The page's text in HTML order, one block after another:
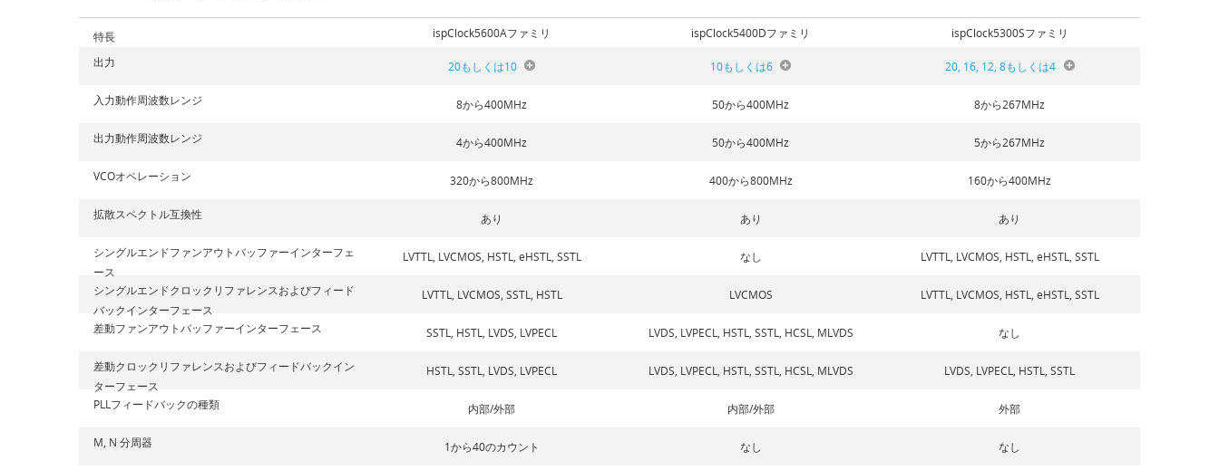
特長 ispClock5600Aファミリ ispClock5400Dファミリ
ispClock5300Sファミリ
出力
20もしくは10 10もしくは6 20, 16, 12, 8もしくは4
入力動作周波数レンジ 8から400MHz 50から400MHz 8から267MHz
出力動作周波数レンジ 4から400MHz 50から400MHz 5から267MHz
VCOオペレーション 320から800MHz 400から800MHz 160から400MHz
拡散スペクトル互換性 あり あり あり
シングルエンドファンアウトバッファーインターフェ
ース
LVTTL, LVCMOS, HSTL, eHSTL, SSTL なし LVTTL, LVCMOS, HSTL, eHSTL, SSTL
シングルエンドクロックリファレンスおよびフィード
バックインターフェース
LVTTL, LVCMOS, SSTL, HSTL LVCMOS LVTTL, LVCMOS, HSTL, eHSTL, SSTL
差動ファンアウトバッファーインターフェース SSTL, HSTL, LVDS, LVPECL LVDS, LVPECL, HSTL, SSTL, HCSL, MLVDS なし
差動クロックリファレンスおよびフィードバックイン
ターフェース
HSTL, SSTL, LVDS, LVPECL LVDS, LVPECL, HSTL, SSTL, HCSL, MLVDS LVDS, LVPECL, HSTL, SSTL
PLLフィードバックの種類 内部/外部 内部/外部 外部
M, N 分周器 1から40のカウント なし なし